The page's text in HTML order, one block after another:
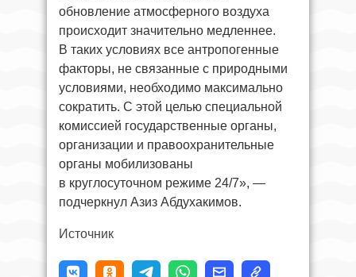
обновление атмосферного воздуха
происходит значительно медленнее.
В таких условиях все антропогенные
факторы, не связанные с природными
условиями, необходимо максимально
сократить. С этой целью специальной
комиссией государственные органы,
организации и правоохранительные
органы мобилизованы
в круглосуточном режиме 24/7», —
подчеркнул Азиз Абдухакимов.
Источник